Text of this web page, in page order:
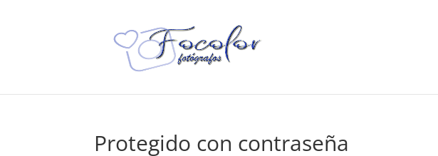
Protegido con contraseña